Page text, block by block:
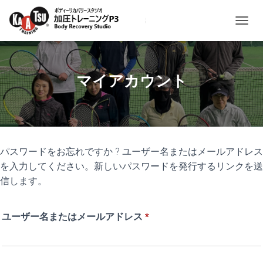
マイアカウント
パスワードをお忘れですか ? ユーザー名またはメールアドレス
を入力してください。新しいパスワードを発行するリンクを送
信します。
ユーザー名またはメールアドレス *必